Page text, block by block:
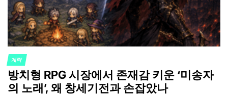
POSTED
IN
계략
방치형 RPG 시장에서 존재감 키운 ‘미송자
의 노래’, 왜 창세기전과 손잡았나